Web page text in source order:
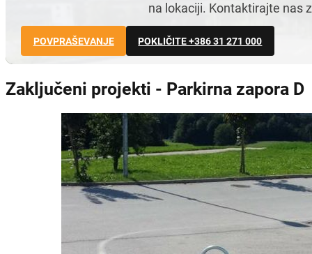
na lokaciji. Kontaktirajte nas
POVPRAŠEVANJE POKLIČITE +386 31 271 000
Zaključeni projekti - Parkirna zapora D